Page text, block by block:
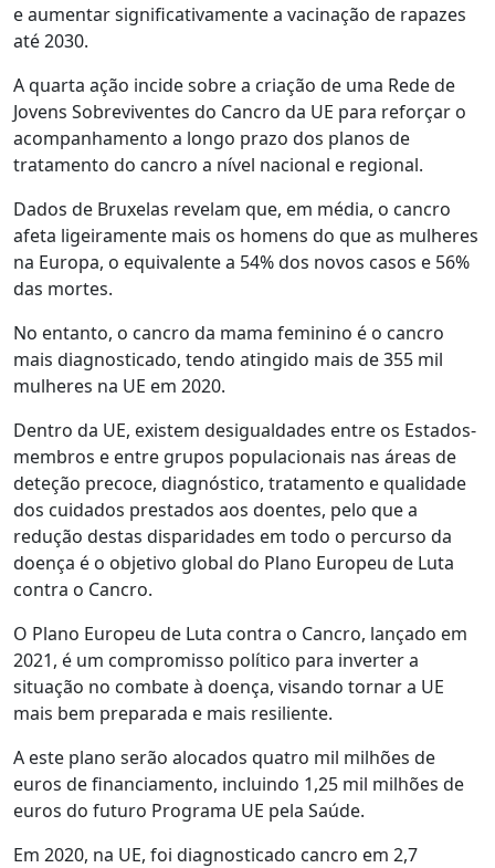
e aumentar significativamente a vacinação de rapazes
até 2030.
A quarta ação incide sobre a criação de uma Rede de
Jovens Sobreviventes do Cancro da UE para reforçar o
acompanhamento a longo prazo dos planos de
tratamento do cancro a nível nacional e regional.
Dados de Bruxelas revelam que, em média, o cancro
afeta ligeiramente mais os homens do que as mulheres
na Europa, o equivalente a 54% dos novos casos e 56%
das mortes.
No entanto, o cancro da mama feminino é o cancro
mais diagnosticado, tendo atingido mais de 355 mil
mulheres na UE em 2020.
Dentro da UE, existem desigualdades entre os Estados-
membros e entre grupos populacionais nas áreas de
deteção precoce, diagnóstico, tratamento e qualidade
dos cuidados prestados aos doentes, pelo que a
redução destas disparidades em todo o percurso da
doença é o objetivo global do Plano Europeu de Luta
contra o Cancro.
O Plano Europeu de Luta contra o Cancro, lançado em
2021, é um compromisso político para inverter a
situação no combate à doença, visando tornar a UE
mais bem preparada e mais resiliente.
A este plano serão alocados quatro mil milhões de
euros de financiamento, incluindo 1,25 mil milhões de
euros do futuro Programa UE pela Saúde.
Em 2020, na UE, foi diagnosticado cancro em 2,7